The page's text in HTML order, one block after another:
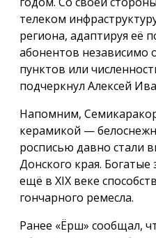
телеком
региона, адаптируя её
абонентов независимо
пунктов или
подчеркнул Алексей
Напомним,
керамикой —
росписью давно стали
Донского края.
ещё в XIX веке
гончарного ремесла.
Ранее «Ёрш» сообщал,